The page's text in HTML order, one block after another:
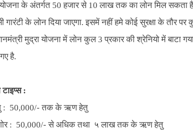
के अंतर्गत 50 हजार से 10 लाख तक का लोन मिल सकता
गारंटी के लोन दिया जाएगा. इसमें नहीं हमे कोई सुरक्षा के तौर
मुद्रा योजना में लोन कुल 3 प्रकार की श्रेनियो में बाटा
है.
:
: 50,000/- तक के ऋण हेतु
: 50,000/- से अधिक तथा ५ लाख तक के ऋण हेतु